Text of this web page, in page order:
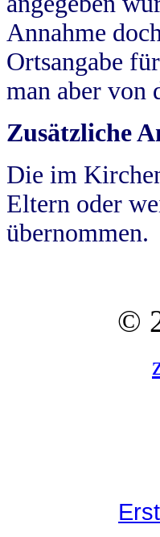
Annahme
Ortsangabe
man aber von
Zusätzliche
Die im
Eltern oder
übernommen.
©